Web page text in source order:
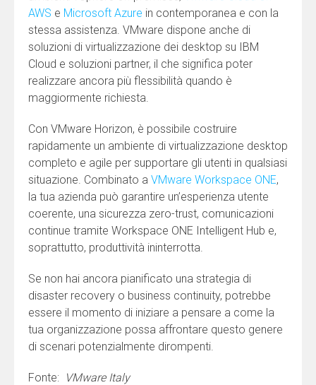
AWS e Microsoft Azure in contemporanea e con la
stessa assistenza. VMware dispone anche di
soluzioni di virtualizzazione dei desktop su IBM
Cloud e soluzioni partner, il che significa poter
realizzare ancora più flessibilità quando è
maggiormente richiesta.
Con VMware Horizon, è possibile costruire
rapidamente un ambiente di virtualizzazione desktop
completo e agile per supportare gli utenti in qualsiasi
situazione. Combinato a VMware Workspace ONE,
la tua azienda può garantire un’esperienza utente
coerente, una sicurezza zero-trust, comunicazioni
continue tramite Workspace ONE Intelligent Hub e,
soprattutto, produttività ininterrotta.
Se non hai ancora pianificato una strategia di
disaster recovery o business continuity, potrebbe
essere il momento di iniziare a pensare a come la
tua organizzazione possa affrontare questo genere
di scenari potenzialmente dirompenti.
Fonte: VMware Italy